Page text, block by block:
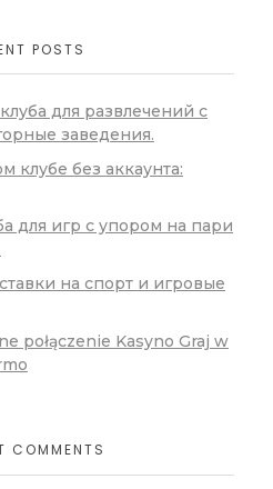
POSTS
для развлечений с
заведения.
клубе без аккаунта:
для игр с упором на пари
на спорт и игровые
połączenie Kasyno Graj w
COMMENTS